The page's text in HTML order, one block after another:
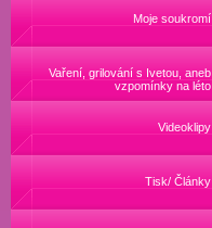
Moje soukromí
Vaření, grilování s Ivetou, aneb
vzpomínky na léto
Videoklipy
Tisk/ Články